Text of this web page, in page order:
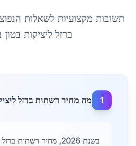
תשובות מקצועיות לשאלות
ברזל ליציקות בטון
1 מה מחיר רשתות ברזל
בשנת 2026, מחיר רשתות